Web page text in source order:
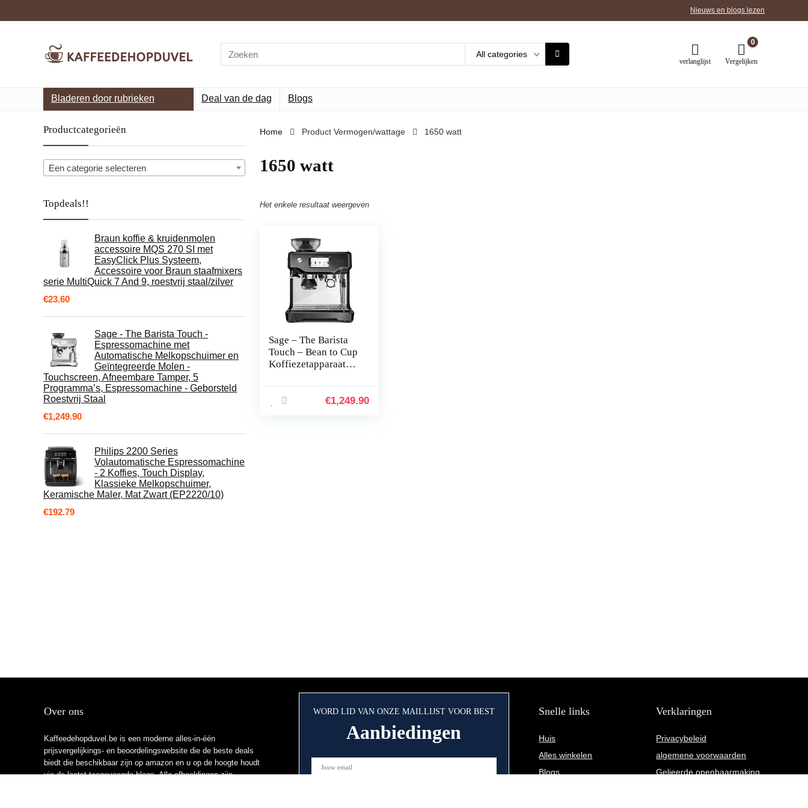
Nieuws en blogs lezen
Search
for:
All categories
verlanglijst
0
Vergelijken
Bladeren door rubrieken Deal van de dag Blogs
Productcategorieën
Een categorie selecteren
Topdeals!!
Braun koffie & kruidenmolen
accessoire MQS 270 SI met
EasyClick Plus Systeem,
Accessoire voor Braun staafmixers
serie MultiQuick 7 And 9, roestvrij staal/zilver
€23.60
Sage - The Barista Touch -
Espressomachine met
Automatische Melkopschuimer en
Geïntegreerde Molen -
Touchscreen, Afneembare Tamper, 5
Programma’s, Espressomachine - Geborsteld
Roestvrij Staal
€1,249.90
Philips 2200 Series
Volautomatische Espressomachine
- 2 Koffies, Touch Display,
Klassieke Melkopschuimer,
Keramische Maler, Mat Zwart (EP2220/10)
€192.79
Home Product Vermogen/wattage ‎1650 watt
‎1650 watt
Het enkele resultaat weergeven
Sage – The Barista
Touch – Bean to Cup
Koffiezetapparaat
Zwart roestvrij staal
€1,249.90
Over ons
Kaffeedehopduvel.be is een moderne alles-in-één
prijsvergelijkings- en beoordelingswebsite die de beste deals
biedt die beschikbaar zijn op amazon en u op de hoogte houdt
via de laatst toegevoegde blogs. Alle afbeeldingen zijn
WORD LID VAN ONZE MAILLIJST VOOR BEST
Aanbiedingen
Snelle links
Huis
Alles winkelen
Blogs
Verklaringen
Privacybeleid
algemene voorwaarden
Gelieerde openbaarmaking